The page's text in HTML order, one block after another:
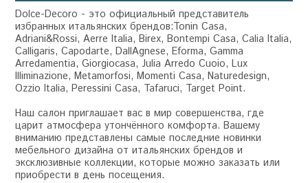
Dolce-Decoro - это официальный представитель
избранных итальянских брендов:Tonin Casa,
Adriani&Rossi, Aerre Italia, Birex, Bontempi Casa, Calia Italia,
Calligaris, Capodarte, DallAgnese, Eforma, Gamma
Arredamentia, Giorgiocasa, Julia Arredo Cuoio, Lux
Illiminazione, Metamorfosi, Momenti Casa, Naturedesign,
Ozzio Italia, Peressini Casa, Tafaruci, Target Point.
Наш салон приглашает вас в мир совершенства, где
царит атмосфера утончённого комфорта. Вашему
вниманию представлены самые последние новинки
мебельного дизайна от итальянских брендов и
эксклюзивные коллекции, которые можно заказать или
приобрести в день посещения.